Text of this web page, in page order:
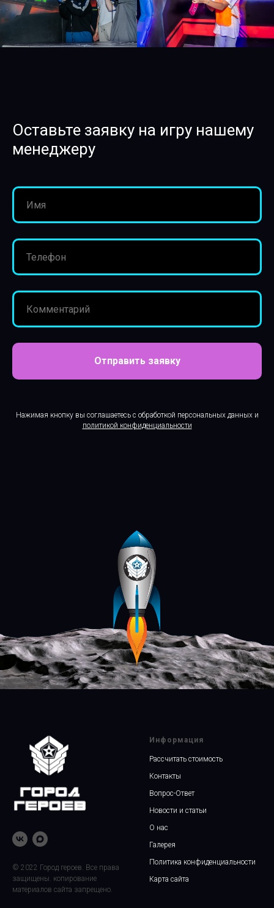
Оставьте заявку на игру нашему
менеджеру
Отправить заявку
Нажимая кнопку вы соглашаетесь с обработкой персональных данных и
политикой конфиденциальности
© 2022 Город героев. Все права
защищены. копирование
материалов сайта запрещено.
Информация
Рассчитать стоимость
Контакты
Вопрос-Ответ
Новости и статьи
О нас
Галерея
Политика конфиденциальности
Карта сайта